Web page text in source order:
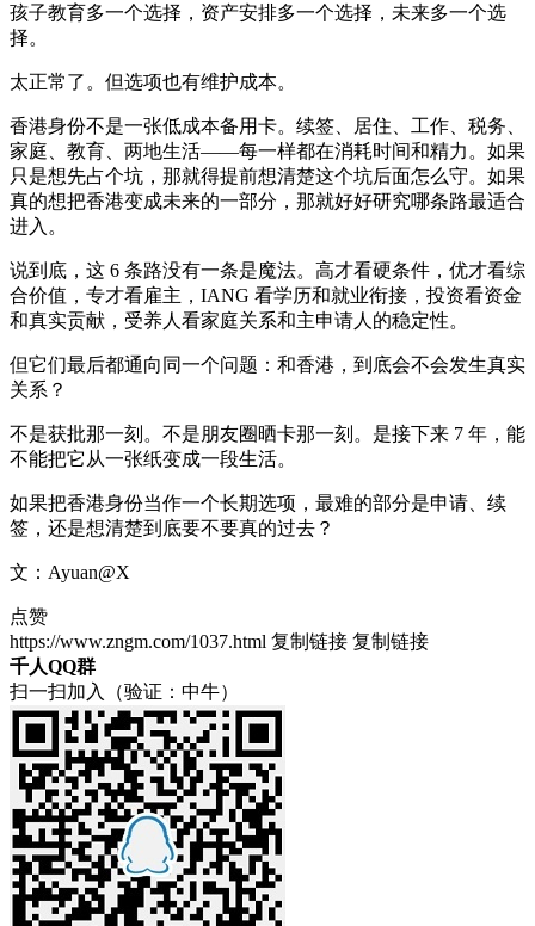
孩子教育多一个选择，资产安排多一个选择，未来多一个选
择。
太正常了。但选项也有维护成本。
香港身份不是一张低成本备用卡。续签、居住、工作、税务、
家庭、教育、两地生活——每一样都在消耗时间和精力。如果
只是想先占个坑，那就得提前想清楚这个坑后面怎么守。如果
真的想把香港变成未来的一部分，那就好好研究哪条路最适合
进入。
说到底，这 6 条路没有一条是魔法。高才看硬条件，优才看综
合价值，专才看雇主，IANG 看学历和就业衔接，投资看资金
和真实贡献，受养人看家庭关系和主申请人的稳定性。
但它们最后都通向同一个问题：和香港，到底会不会发生真实
关系？
不是获批那一刻。不是朋友圈晒卡那一刻。是接下来 7 年，能
不能把它从一张纸变成一段生活。
如果把香港身份当作一个长期选项，最难的部分是申请、续
签，还是想清楚到底要不要真的过去？
文：Ayuan@X
点赞
https://www.zngm.com/1037.html 复制链接 复制链接
千人QQ群
扫一扫加入（验证：中牛）